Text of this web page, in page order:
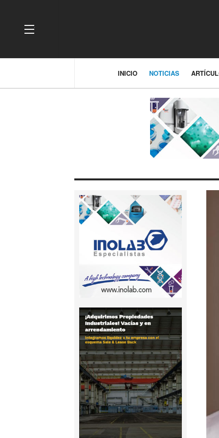
OFF CANVAS
INICIO NOTICIAS